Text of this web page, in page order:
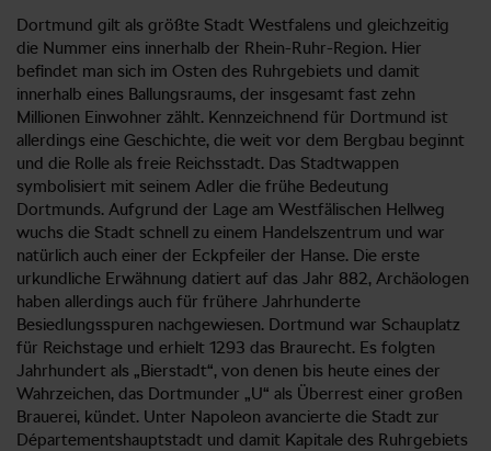
Dortmund gilt als größte Stadt Westfalens und gleichzeitig
die Nummer eins innerhalb der Rhein-Ruhr-Region. Hier
befindet man sich im Osten des Ruhrgebiets und damit
innerhalb eines Ballungsraums, der insgesamt fast zehn
Millionen Einwohner zählt. Kennzeichnend für Dortmund ist
allerdings eine Geschichte, die weit vor dem Bergbau beginnt
und die Rolle als freie Reichsstadt. Das Stadtwappen
symbolisiert mit seinem Adler die frühe Bedeutung
Dortmunds. Aufgrund der Lage am Westfälischen Hellweg
wuchs die Stadt schnell zu einem Handelszentrum und war
natürlich auch einer der Eckpfeiler der Hanse. Die erste
urkundliche Erwähnung datiert auf das Jahr 882, Archäologen
haben allerdings auch für frühere Jahrhunderte
Besiedlungsspuren nachgewiesen. Dortmund war Schauplatz
für Reichstage und erhielt 1293 das Braurecht. Es folgten
Jahrhundert als „Bierstadt“, von denen bis heute eines der
Wahrzeichen, das Dortmunder „U“ als Überrest einer großen
Brauerei, kündet. Unter Napoleon avancierte die Stadt zur
Départementshauptstadt und damit Kapitale des Ruhrgebiets